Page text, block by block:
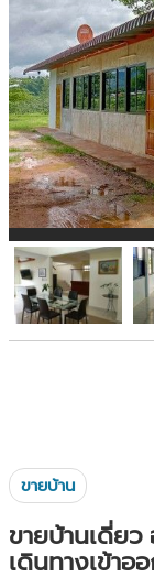
ขายบ้าน
ขายบ้านเดี่ยว
เดินทางเข้าอ